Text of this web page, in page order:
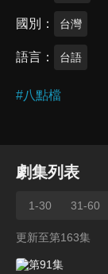
國別 台灣
語言 台語
#八點檔
劇集列表
1-30 31-60
更新至第163集